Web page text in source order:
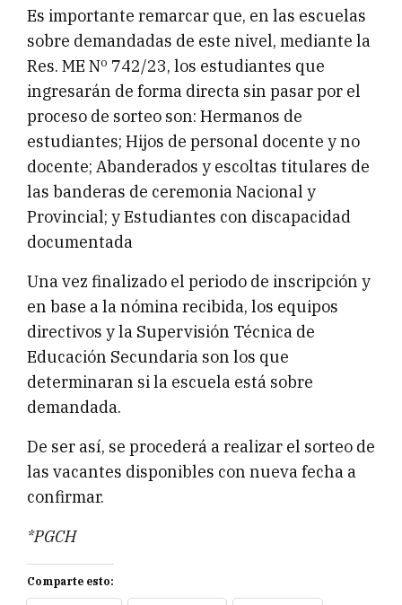
Es importante remarcar que, en las escuelas
sobre demandadas de este nivel, mediante la
Res. ME Nº 742/23, los estudiantes que
ingresarán de forma directa sin pasar por el
proceso de sorteo son: Hermanos de
estudiantes; Hijos de personal docente y no
docente; Abanderados y escoltas titulares de
las banderas de ceremonia Nacional y
Provincial; y Estudiantes con discapacidad
documentada
Una vez finalizado el periodo de inscripción y
en base a la nómina recibida, los equipos
directivos y la Supervisión Técnica de
Educación Secundaria son los que
determinaran si la escuela está sobre
demandada.
De ser así, se procederá a realizar el sorteo de
las vacantes disponibles con nueva fecha a
confirmar.
*PGCH
Comparte esto: